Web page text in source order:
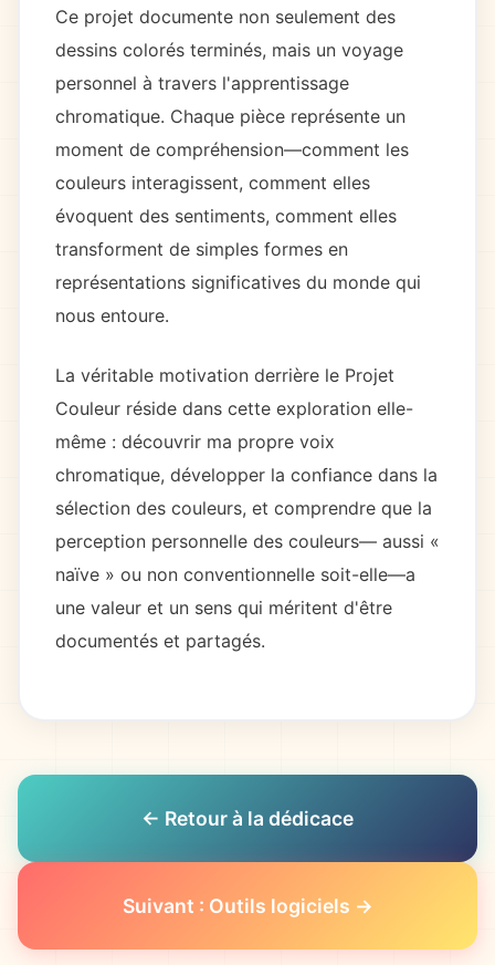
Ce projet documente non seulement des
dessins colorés terminés, mais un voyage
personnel à travers l'apprentissage
chromatique. Chaque pièce représente un
moment de compréhension—comment les
couleurs interagissent, comment elles
évoquent des sentiments, comment elles
transforment de simples formes en
représentations significatives du monde qui
nous entoure.
La véritable motivation derrière le Projet
Couleur réside dans cette exploration elle-
même : découvrir ma propre voix
chromatique, développer la confiance dans la
sélection des couleurs, et comprendre que la
perception personnelle des couleurs— aussi «
naïve » ou non conventionnelle soit-elle—a
une valeur et un sens qui méritent d'être
documentés et partagés.
← Retour à la dédicace
Suivant : Outils logiciels →